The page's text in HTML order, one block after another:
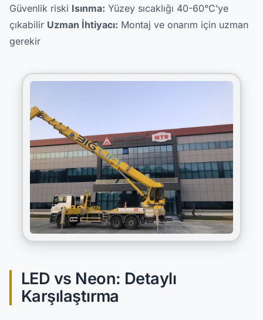
Güvenlik riski Isınma: Yüzey sıcaklığı 40-60°C’ye
çıkabilir Uzman İhtiyacı: Montaj ve onarım için uzman
gerekir
LED vs Neon: Detaylı
Karşılaştırma